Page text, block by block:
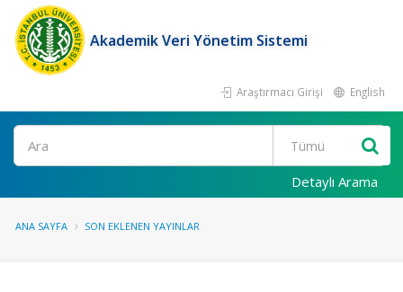
Akademik Veri Yönetim Sistemi
Araştırmacı Girişi English
Ara
Detaylı Arama
ANA SAYFA SON EKLENEN YAYINLAR